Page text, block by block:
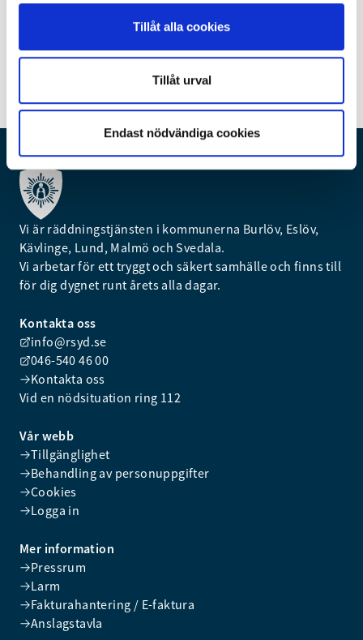
Tillåt alla cookies
Tillåt urval
Endast nödvändiga cookies
Senast uppdaterad:
Vi är räddningstjänsten i kommunerna Burlöv, Eslöv,
Kävlinge, Lund, Malmö och Svedala.
Vi arbetar för ett tryggt och säkert samhälle och finns till
för dig dygnet runt årets alla dagar.
Kontakta oss
info@rsyd.se
046-540 46 00
Kontakta oss
Vid en nödsituation ring 112
Vår webb
Tillgänglighet
Behandling av personuppgifter
Cookies
Logga in
Mer information
Pressrum
Larm
Fakturahantering / E-faktura
Anslagstavla